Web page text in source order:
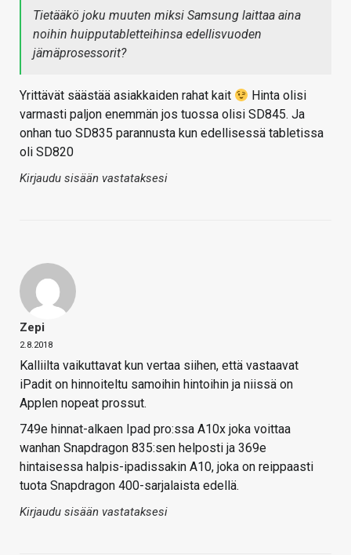
Tietääkö joku muuten miksi Samsung laittaa aina
noihin huipputabletteihinsa edellisvuoden
jämäprosessorit?
Yrittävät säästää asiakkaiden rahat kait
Hinta olisi
varmasti paljon enemmän jos tuossa olisi SD845. Ja
onhan tuo SD835 parannusta kun edellisessä tabletissa
oli SD820
Kirjaudu sisään vastataksesi
Zepi
2.8.2018
Kalliilta vaikuttavat kun vertaa siihen, että vastaavat
iPadit on hinnoiteltu samoihin hintoihin ja niissä on
Applen nopeat prossut.
749e hinnat-alkaen Ipad pro:ssa A10x joka voittaa
wanhan Snapdragon 835:sen helposti ja 369e
hintaisessa halpis-ipadissakin A10, joka on reippaasti
tuota Snapdragon 400-sarjalaista edellä.
Kirjaudu sisään vastataksesi